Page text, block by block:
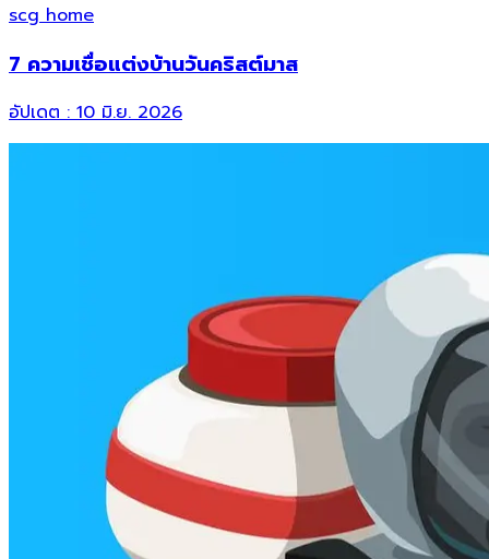
scg home
7 ความเชื่อแต่งบ้านวันคริสต์มาส
อัปเดต :10 มิ.ย. 2026